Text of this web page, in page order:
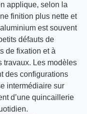
applique, selon la
finition plus nette et
est souvent
défauts de
de fixation et à
travaux. Les modèles
des configurations
intermédiaire sur
d’une quincaillerie